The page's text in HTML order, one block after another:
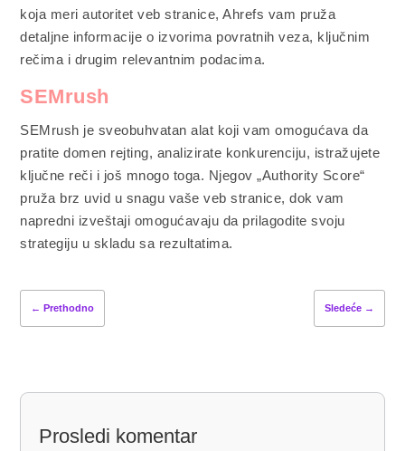
koja meri autoritet veb stranice, Ahrefs vam pruža
detaljne informacije o izvorima povratnih veza, ključnim
rečima i drugim relevantnim podacima.
SEMrush
SEMrush je sveobuhvatan alat koji vam omogućava da
pratite domen rejting, analizirate konkurenciju, istražujete
ključne reči i još mnogo toga. Njegov „Authority Score“
pruža brz uvid u snagu vaše veb stranice, dok vam
napredni izveštaji omogućavaju da prilagodite svoju
strategiju u skladu sa rezultatima.
←Prethodno Sledeće→
Prosledi komentar